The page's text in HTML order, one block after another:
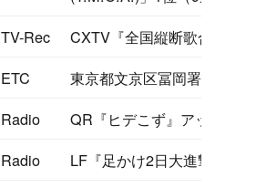
TV-Rec
CXTV『全国縦断歌合戦』
ETC
東京都文京区冨岡署で一日
Radio
QR『ヒデこず』アップル
Radio
LF『足かけ2日大進撃』